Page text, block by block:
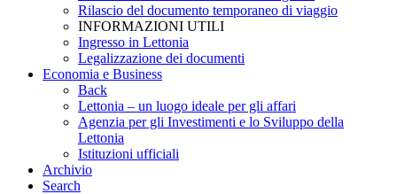
Rilascio del documento temporaneo di viaggio
INFORMAZIONI UTILI
Ingresso in Lettonia
Legalizzazione dei documenti
Economia e Business
Back
Lettonia – un luogo ideale per gli affari
Agenzia per gli Investimenti e lo Sviluppo della
Lettonia
Istituzioni ufficiali
Archivio
Search